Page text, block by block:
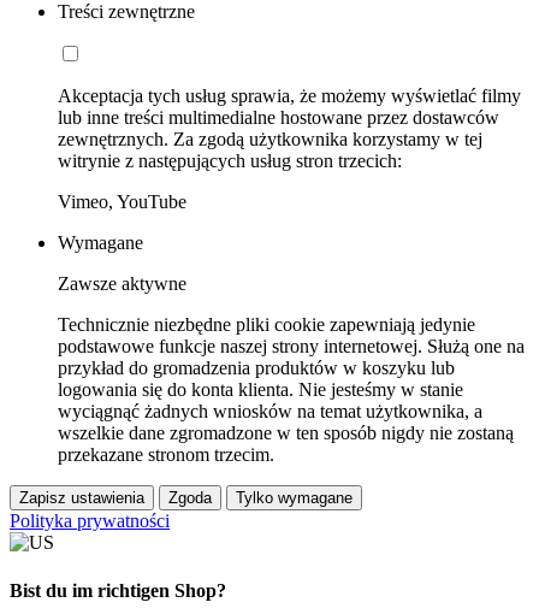
Treści zewnętrzne
Akceptacja tych usług sprawia, że możemy wyświetlać filmy
lub inne treści multimedialne hostowane przez dostawców
zewnętrznych. Za zgodą użytkownika korzystamy w tej
witrynie z następujących usług stron trzecich:
Vimeo, YouTube
Wymagane
Zawsze aktywne
Technicznie niezbędne pliki cookie zapewniają jedynie
podstawowe funkcje naszej strony internetowej. Służą one na
przykład do gromadzenia produktów w koszyku lub
logowania się do konta klienta. Nie jesteśmy w stanie
wyciągnąć żadnych wniosków na temat użytkownika, a
wszelkie dane zgromadzone w ten sposób nigdy nie zostaną
przekazane stronom trzecim.
Zapisz ustawienia Zgoda Tylko wymagane
Polityka prywatności
Bist du im richtigen Shop?